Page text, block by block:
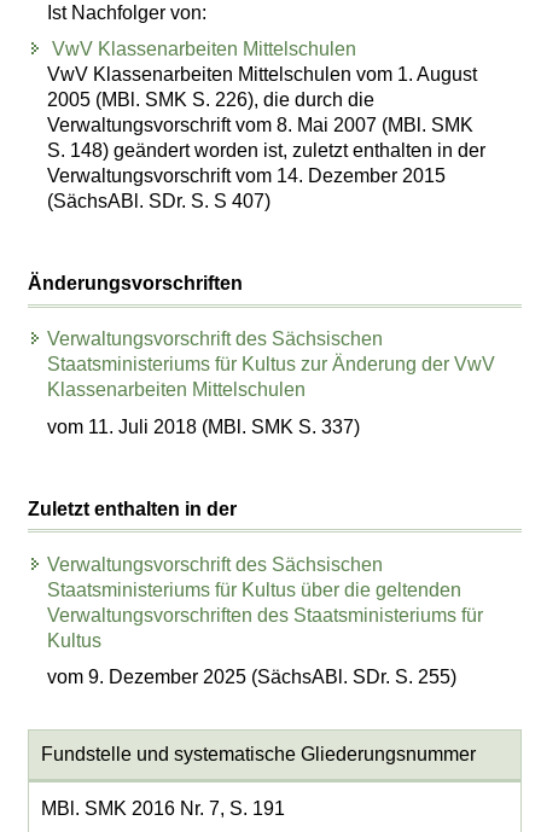
Ist Nachfolger von:
VwV Klassenarbeiten Mittelschulen
VwV Klassenarbeiten Mittelschulen vom 1. August
2005 (MBl. SMK S. 226), die durch die
Verwaltungsvorschrift vom 8. Mai 2007 (MBl. SMK
S. 148) geändert worden ist, zuletzt enthalten in der
Verwaltungsvorschrift vom 14. Dezember 2015
(SächsABl. SDr. S. S 407)
Änderungsvorschriften
Verwaltungsvorschrift des Sächsischen
Staatsministeriums für Kultus zur Änderung der VwV
Klassenarbeiten Mittelschulen
vom 11. Juli 2018 (MBl. SMK S. 337)
Zuletzt enthalten in der
Verwaltungsvorschrift des Sächsischen
Staatsministeriums für Kultus über die geltenden
Verwaltungsvorschriften des Staatsministeriums für
Kultus
vom 9. Dezember 2025 (SächsABl. SDr. S. 255)
Fundstelle und systematische Gliederungsnummer
MBl. SMK 2016 Nr. 7, S. 191